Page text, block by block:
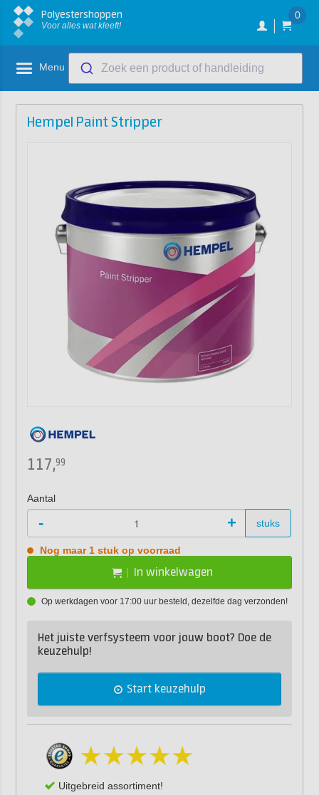
Polyestershoppen
Voor alles wat kleeft!
0
Menu Zoek een product of handleiding
Hempel Paint Stripper
117,99
Aantal
- + stuks
Nog maar 1 stuk op voorraad
In winkelwagen
Op werkdagen voor 17:00 uur besteld, dezelfde dag verzonden!
Het juiste verfsysteem voor jouw boot? Doe de
keuzehulp!
Start keuzehulp
Uitgebreid assortiment!